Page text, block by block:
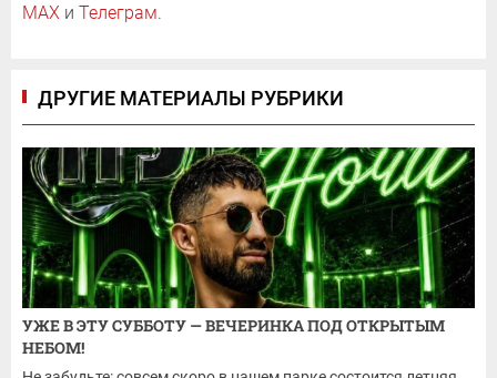
MAX и Телеграм.
ДРУГИЕ МАТЕРИАЛЫ РУБРИКИ
УЖЕ В ЭТУ СУББОТУ — ВЕЧЕРИНКА ПОД ОТКРЫТЫМ
НЕБОМ!